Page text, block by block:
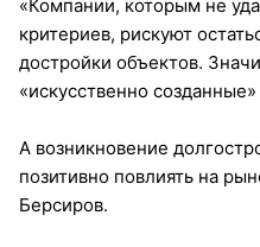
«Компании, которым не
критериев, рискуют
достройки объектов.
«искусственно
А возникновение
позитивно повлиять на
Берсиров.